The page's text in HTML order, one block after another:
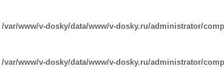
/var/www/v-dosky/data/www/v-dosky.ru/administrator/
/var/www/v-dosky/data/www/v-dosky.ru/administrator/